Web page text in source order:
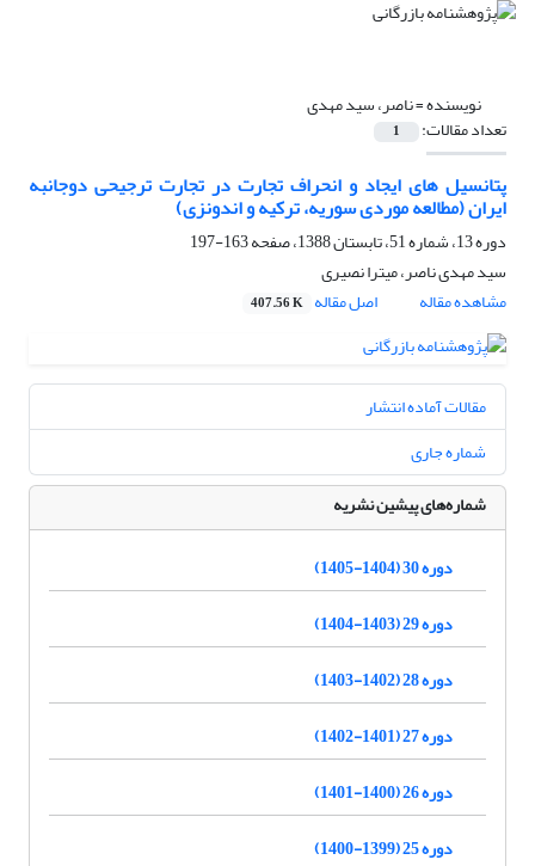
نویسنده =ناصر، سید مهدی
تعداد مقالات: 1
پتانسیل های ایجاد و انحراف تجارت در تجارت ترجیحی دوجانبه
ایران (مطالعه موردی سوریه، ترکیه و اندونزی)
دوره 13، شماره 51، تابستان 1388، صفحه
163-197
سید مهدی ناصر، میترا نصیری
مشاهده مقاله
اصل مقاله 407.56 K
مقالات آماده انتشار
شماره جاری
شماره‌های پیشین نشریه
دوره 30 (1404-1405)
دوره 29 (1403-1404)
دوره 28 (1402-1403)
دوره 27 (1401-1402)
دوره 26 (1400-1401)
دوره 25 (1399-1400)